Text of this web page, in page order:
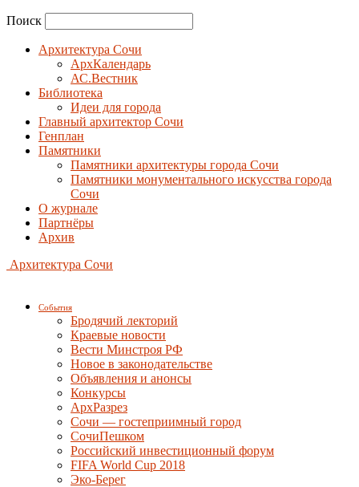
Поиск
Архитектура Сочи
АрхКалендарь
АС.Вестник
Библиотека
Идеи для города
Главный архитектор Сочи
Генплан
Памятники
Памятники архитектуры города Сочи
Памятники монументального искусства города
Сочи
О журнале
Партнёры
Архив
Архитектура Сочи
События
Бродячий лекторий
Краевые новости
Вести Минстроя РФ
Новое в законодательстве
Объявления и анонсы
Конкурсы
АрхРазрез
Сочи — гостеприимный город
СочиПешком
Российский инвестиционный форум
FIFA World Cup 2018
Эко-Берег